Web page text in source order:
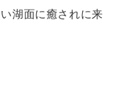
湖面に癒されに来